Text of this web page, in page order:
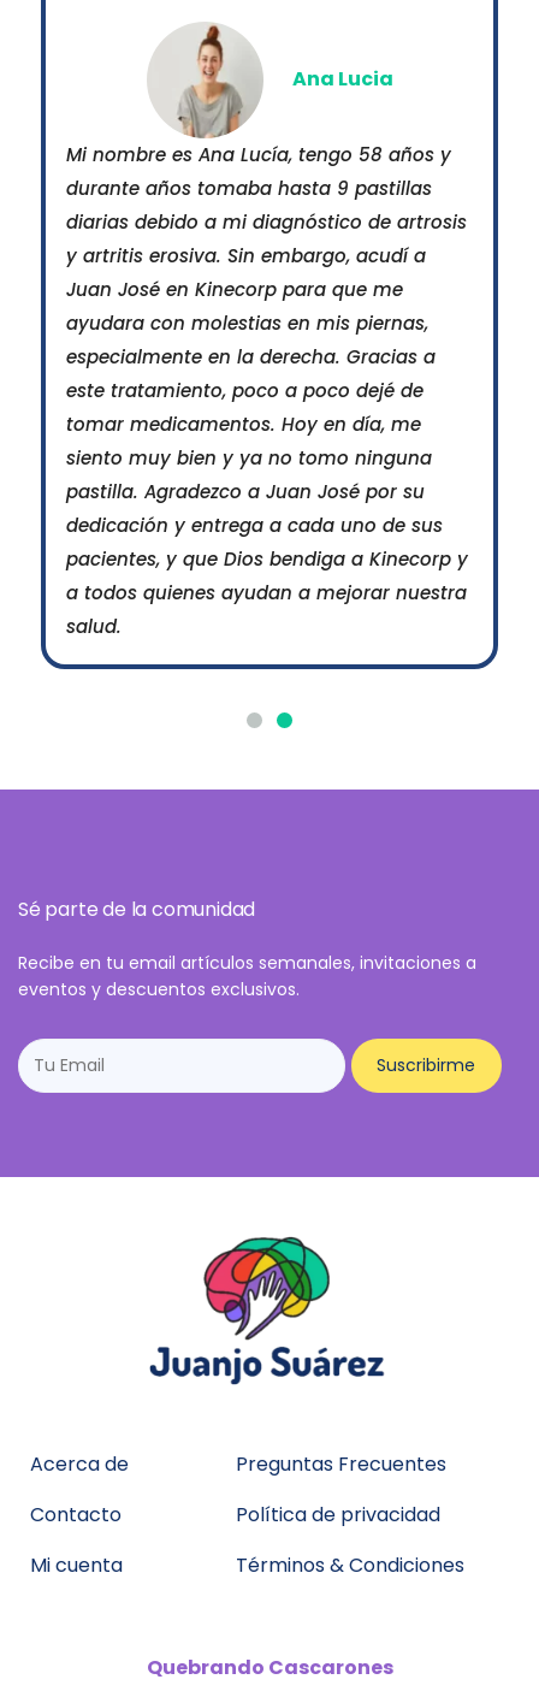
Mi nombre es Ana Lucía, tengo 58 años y
durante años tomaba hasta 9 pastillas
diarias debido a mi diagnóstico de artrosis
y artritis erosiva. Sin embargo, acudí a
Juan José en Kinecorp para que me
ayudara con molestias en mis piernas,
especialmente en la derecha. Gracias a
este tratamiento, poco a poco dejé de
tomar medicamentos. Hoy en día, me
siento muy bien y ya no tomo ninguna
pastilla. Agradezco a Juan José por su
dedicación y entrega a cada uno de sus
pacientes, y que Dios bendiga a Kinecorp y
a todos quienes ayudan a mejorar nuestra
salud.
Ana Lucia
Sé parte de la comunidad
Recibe en tu email artículos semanales, invitaciones a
eventos y descuentos exclusivos.
Acerca de
Contacto
Mi cuenta
Preguntas Frecuentes
Política de privacidad
Términos & Condiciones
Quebrando Cascarones